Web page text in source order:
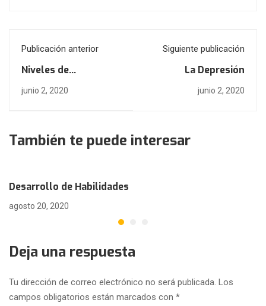
Publicación anterior
Niveles de
pensamiento
junio 2, 2020
Siguiente publicación
La Depresión
junio 2, 2020
También te puede interesar
Desarrollo de Habilidades
agosto 20, 2020
Deja una respuesta
Tu dirección de correo electrónico no será publicada. Los
campos obligatorios están marcados con *